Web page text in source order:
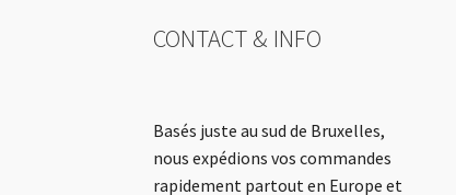
CONTACT & INFO
Basés juste au sud de Bruxelles,
nous expédions vos commandes
rapidement partout en Europe et